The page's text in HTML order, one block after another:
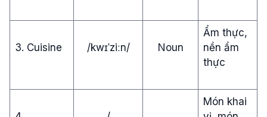
3. Cuisine /kwɪˈziːn/ Noun
Ẩm thực,
nền ẩm
thực
Món khai